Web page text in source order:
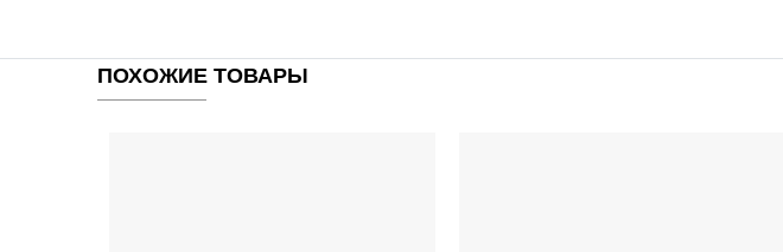
ПОХОЖИЕ ТОВАРЫ